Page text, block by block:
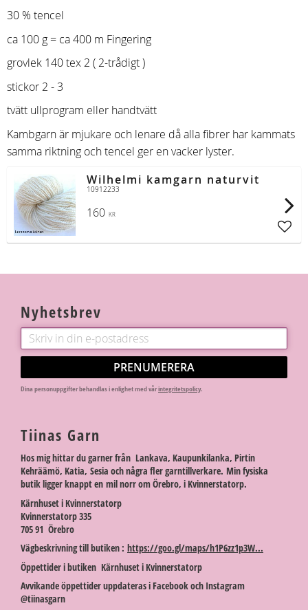
30 % tencel
ca 100 g = ca 400 m Fingering
grovlek 140 tex 2 ( 2-trådigt )
stickor 2 - 3
tvätt ullprogram eller handtvätt
Kambgarn är mjukare och lenare då alla fibrer har kammats
samma riktning och tencel ger en vacker lyster.
Wilhelmi kamgarn naturvit
10912233
160 KR
Nyhetsbrev
PRENUMERERA
Dina personuppgifter behandlas i enlighet med vårintegritetspolicy.
Tiinas Garn
Hos mig hittar du garner från Lankava, Kaupunkilanka, Pirtin
Kehräämö, Katia, Sesia och några fler garntillverkare. Min fysiska
butik ligger knappt en mil norr om Örebro, i Kvinnerstatorp.
Kärnhuset i Kvinnerstatorp
Kvinnerstatorp 335
705 91 Örebro
Vägbeskrivning till butiken : https://goo.gl/maps/h1P6zz1p3W...
Öppettider i butiken Kärnhuset i Kvinnerstatorp
Avvikande öppettider uppdateras i Facebook och Instagram
@tiinasgarn